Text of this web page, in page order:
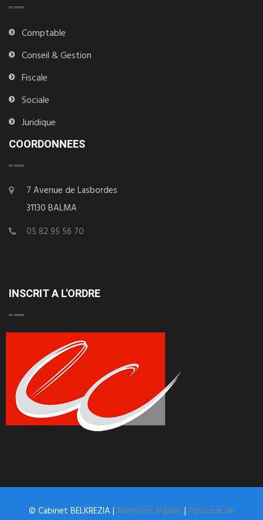
Comptable
Conseil & Gestion
Fiscale
Sociale
Juridique
COORDONNEES
7 Avenue de Lasbordes
31130 BALMA
05 82 95 56 70
INSCRIT A L'ORDRE
© Cabinet BELKREZIA | Mentions légales| Politique de